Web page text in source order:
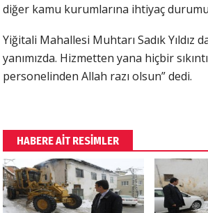
diğer kamu kurumlarına ihtiyaç
Yiğitali Mahallesi Muhtarı Sadık Yıldız
yanımızda. Hizmetten yana hiçbir
personelinden Allah razı olsun” dedi.
HABERE AİT RESİMLER